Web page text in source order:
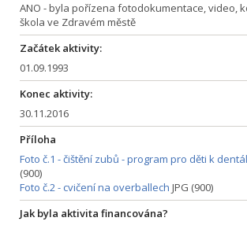
ANO - byla pořízena fotodokumentace, video,
škola ve Zdravém městě
Začátek aktivity:
01.09.1993
Konec aktivity:
30.11.2016
Příloha
Foto č.1 - čištění zubů - program pro děti k
(900)
Foto č.2 - cvičení na overballech JPG (900)
Jak byla aktivita financována?